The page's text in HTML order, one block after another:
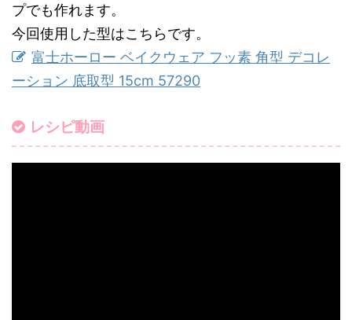
プでも作れます。
今回使用した型はこちらです。
富士ホーロー ベイクウェア フッ素 角型 デコレ
ーション 底取型 15cm 57290
レシピ動画